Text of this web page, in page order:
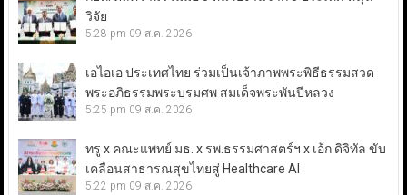
วิจัย
5:28 pm 09 ส.ค. 2026
เอไอเอ ประเทศไทย ร่วมเป็นเจ้าภาพพระพิธีธรรมสวด
พระอภิธรรมพระบรมศพ สมเด็จพระพันปีหลวง
5:25 pm 09 ส.ค. 2026
ทรู x คณะแพทย์ มธ. x รพ.ธรรมศาสตร์ฯ x เอ้ก ดิจิทัล ขับ
เคลื่อนสาธารณสุขไทยสู่ Healthcare AI
5:22 pm 09 ส.ค. 2026